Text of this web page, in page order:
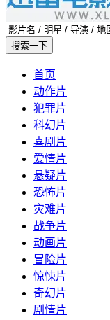
首页
动作片
犯罪片
科幻片
喜剧片
爱情片
悬疑片
恐怖片
灾难片
战争片
动画片
冒险片
惊悚片
奇幻片
剧情片